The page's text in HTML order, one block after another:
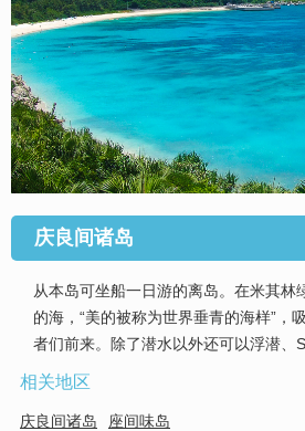
庆良间诸岛
从本岛可坐船一日游的离岛。在米其林
的海，“美的被称为世界垂青的海样”，
者们前来。除了潜水以外还可以浮潜、
相关地区
庆良间诸岛 座间味岛